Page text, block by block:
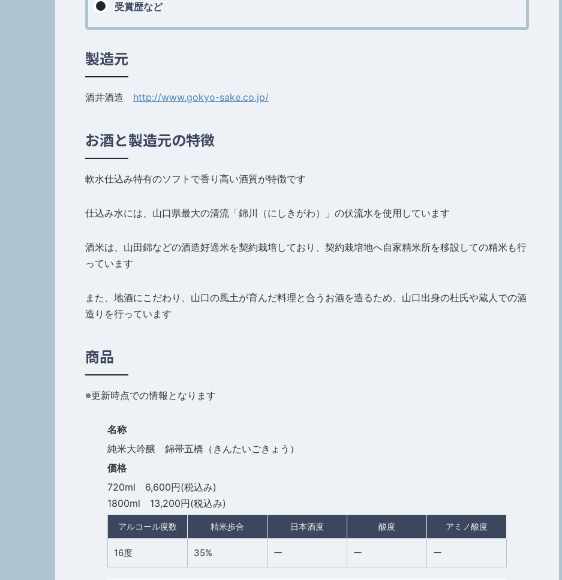
受賞歴など
製造元
酒井酒造 http://www.gokyo-sake.co.jp/
お酒と製造元の特徴
軟水仕込み特有のソフトで香り高い酒質が特徴です
仕込み水には、山口県最大の清流「錦川（にしきがわ）」の伏流水を使用しています
酒米は、山田錦などの酒造好適米を契約栽培しており、契約栽培地へ自家精米所を移設しての精米も行
っています
また、地酒にこだわり、山口の風土が育んだ料理と合うお酒を造るため、山口出身の杜氏や蔵人での酒
造りを行っています
商品
※更新時点での情報となります
名称
純米大吟醸 錦帯五橋（きんたいごきょう）
価格
720ml 6,600円(税込み)
1800ml 13,200円(税込み)
アルコール度数 精米歩合 日本酒度 酸度 アミノ酸度
16度 35% ー ー ー